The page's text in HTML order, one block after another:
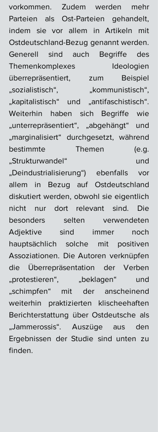
vorkommen. Zudem werden mehr
Parteien als Ost-Parteien gehandelt,
indem sie vor allem in Artikeln mit
Ostdeutschland-Bezug genannt werden.
Generell sind auch Begriffe des
Themenkomplexes Ideologien
überrepräsentiert, zum Beispiel
„sozialistisch“, „kommunistisch“,
„kapitalistisch“ und „antifaschistisch“.
Weiterhin haben sich Begriffe wie
„unterrepräsentiert“, „abgehängt“ und
„marginalisiert“ durchgesetzt, während
bestimmte Themen (e.g.
„Strukturwandel“ und
„Deindustrialisierung“) ebenfalls vor
allem in Bezug auf Ostdeutschland
diskutiert werden, obwohl sie eigentlich
nicht nur dort relevant sind. Die
besonders selten verwendeten
Adjektive sind immer noch
hauptsächlich solche mit positiven
Assoziationen. Die Autoren verknüpfen
die Überrepräsentation der Verben
„protestieren“, „beklagen“ und
„schimpfen“ mit der anscheinend
weiterhin praktizierten klischeehaften
Berichterstattung über Ostdeutsche als
„Jammerossis“. Auszüge aus den
Ergebnissen der Studie sind unten zu
finden.